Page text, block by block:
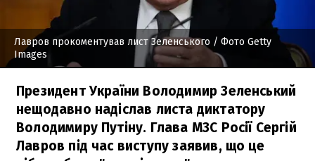
Лавров прокоментував лист Зеленського / Фото Getty
Images
Президент України Володимир Зеленський
нещодавно надіслав листа диктатору
Володимиру Путіну. Глава МЗС Росії Сергій
Лавров під час виступу заявив, що це